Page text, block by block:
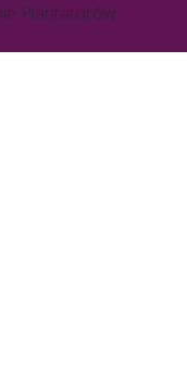
Plantatorów